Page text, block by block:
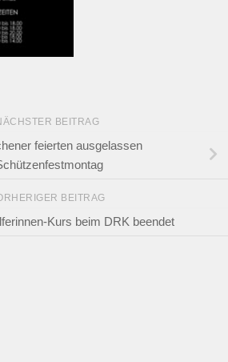
BEITRAG
feierten ausgelassen
BEITRAG
Kurs beim DRK beendet